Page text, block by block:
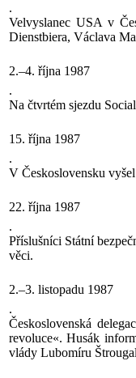
.
Velvyslanec USA v
Dienstbiera, Václava
2.–4. října 1987
.
Na čtvrtém sjezdu
15. října 1987
.
V Československu
22. října 1987
.
Příslušníci Státní
věci.
2.–3. listopadu 1987
.
Československá
revoluce«. Husák
vlády Lubomíru